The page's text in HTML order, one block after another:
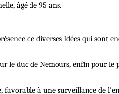
âgé de 95 ans.
de diverses Idées qui sont
duc de Nemours, enfin pour le
à une surveillance de